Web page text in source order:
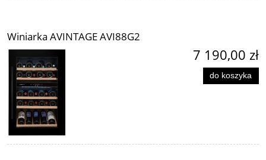
Winiarka AVINTAGE AVI88G2
7 190,00 zł
do koszyka